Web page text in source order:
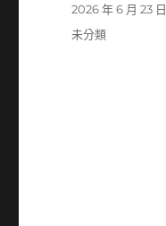
發
佈
2026 年 6 月 23 日
分
未分類